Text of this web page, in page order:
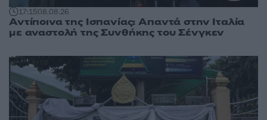
17:1508.08.26
Αντίποινα της Ισπανίας: Απαντά στην Ιταλία
με αναστολή της Συνθήκης του Σένγκεν